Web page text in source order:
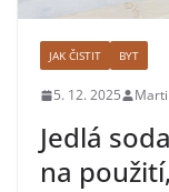
JAK ČISTIT BYT
5. 12. 2025
Jedlá
na